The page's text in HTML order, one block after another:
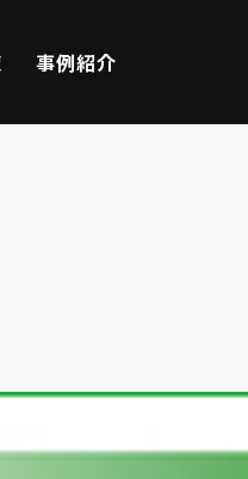
事例紹介